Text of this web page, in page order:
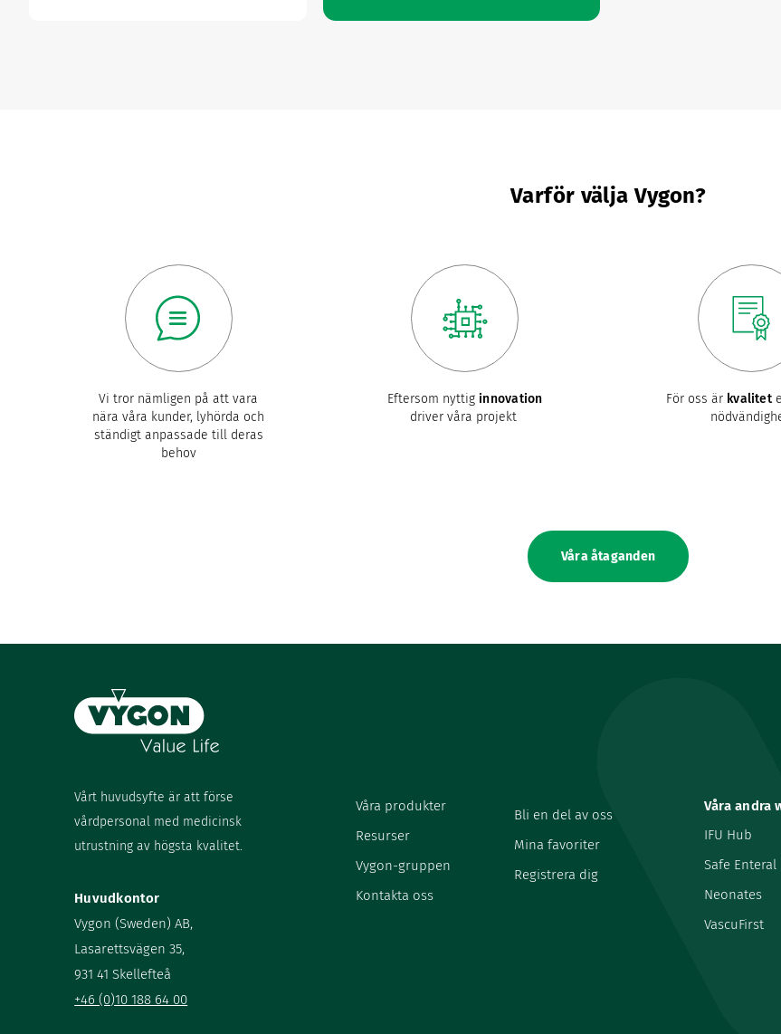
Varför välja Vygon?
Vi tror nämligen på att vara
nära våra kunder, lyhörda och
ständigt anpassade till deras
behov
Eftersom nyttig innovation
driver våra projekt
För oss ärkvalitet
Våra åtaganden
Vårt huvudsyfte är att förse
vårdpersonal med medicinsk
utrustning av högsta kvalitet.
Huvudkontor
Vygon (Sweden) AB,
Lasarettsvägen 35,
931 41 Skellefteå
+46 (0)10 188 64 00
Våra produkter
Resurser
Vygon-gruppen
Kontakta oss
Bli en del av oss
Mina favoriter
Registrera dig
Våra andra
IFU Hub
Safe Enteral
Neonates
VascuFirst